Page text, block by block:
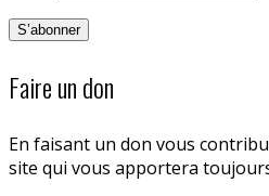
Faire un don
En faisant un don vous
site qui vous apportera